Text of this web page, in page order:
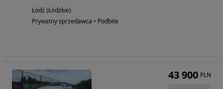
Łódź (Łódzkie)
Prywatny sprzedawca • Podbite
43 900 PLN